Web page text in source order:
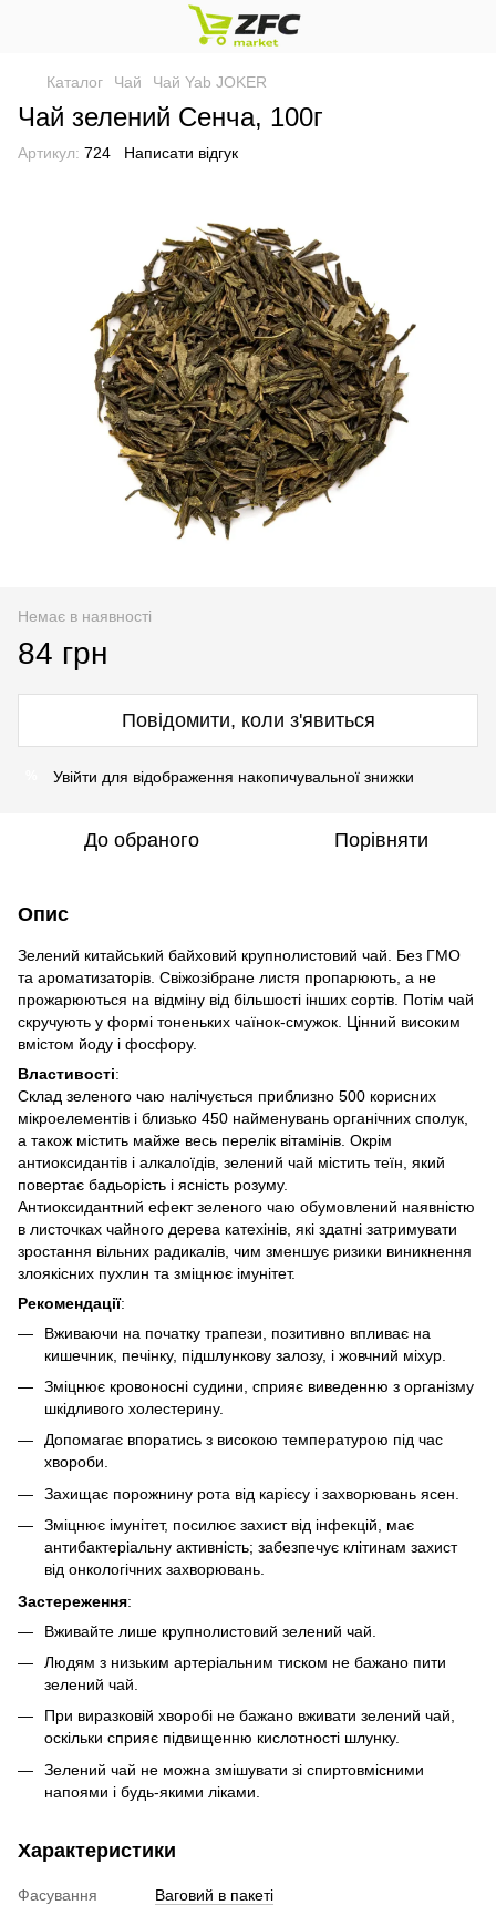
Каталог Чай Чай Yab JOKER
Чай зелений Сенча, 100г
Артикул: 724 Написати відгук
Немає в наявності
84 грн
Повідомити, коли з'явиться
Увійти для відображення накопичувальної знижки
До обраного Порівняти
Опис
Зелений китайський байховий крупнолистовий чай. Без ГМО
та ароматизаторів. Свіжозібране листя пропарюють, а не
прожарюються на відміну від більшості інших сортів. Потім чай
скручують у формі тоненьких чаїнок-смужок. Цінний високим
вмістом йоду і фосфору.
Властивості:
Склад зеленого чаю налічується приблизно 500 корисних
мікроелементів і близько 450 найменувань органічних сполук,
а також містить майже весь перелік вітамінів. Окрім
антиоксидантів і алкалоїдів, зелений чай містить теїн, який
повертає бадьорість і ясність розуму.
Антиоксидантний ефект зеленого чаю обумовлений наявністю
в листочках чайного дерева катехінів, які здатні затримувати
зростання вільних радикалів, чим зменшує ризики виникнення
злоякісних пухлин та зміцнює імунітет.
Рекомендації:
Вживаючи на початку трапези, позитивно впливає на
кишечник, печінку, підшлункову залозу, і жовчний міхур.
Зміцнює кровоносні судини, сприяє виведенню з організму
шкідливого холестерину.
Допомагає впоратись з високою температурою під час
хвороби.
Захищає порожнину рота від карієсу і захворювань ясен.
Зміцнює імунітет, посилює захист від інфекцій, має
антибактеріальну активність; забезпечує клітинам захист
від онкологічних захворювань.
Застереження:
Вживайте лише крупнолистовий зелений чай.
Людям з низьким артеріальним тиском не бажано пити
зелений чай.
При виразковій хворобі не бажано вживати зелений чай,
оскільки сприяє підвищенню кислотності шлунку.
Зелений чай не можна змішувати зі спиртовмісними
напоями і будь-якими ліками.
Характеристики
Фасування Ваговий в пакеті